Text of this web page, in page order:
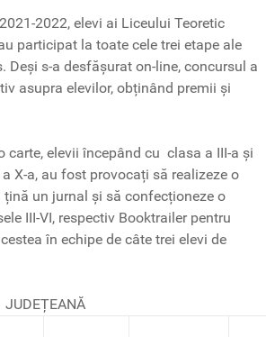
2022, elevi ai Liceului Teoretic
participat la toate cele trei etape ale
Deși s-a desfășurat on-line, concursul a
asupra elevilor, obținând premii și
elevii începând cu clasa a III-a și
X-a, au fost provocați să realizeze o
un jurnal și să confecționeze o
III-VI, respectiv Booktrailer pentru
în echipe de câte trei elevi de
JUDEȚEANĂ